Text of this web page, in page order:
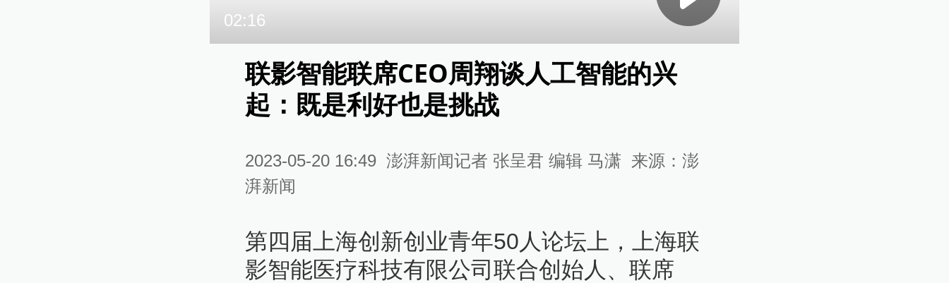
02:16
联影智能联席CEO周翔谈人工智能的兴
起：既是利好也是挑战
2023-05-20 16:49 澎湃新闻记者 张呈君 编辑 马潇 来源： 澎
湃新闻
第四届上海创新创业青年50人论坛上，上海联
影智能医疗科技有限公司联合创始人、联席